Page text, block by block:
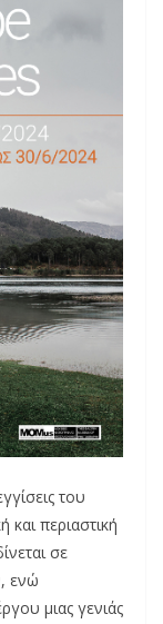
του
και περιαστική
σε
ενώ
μιας γενιάς